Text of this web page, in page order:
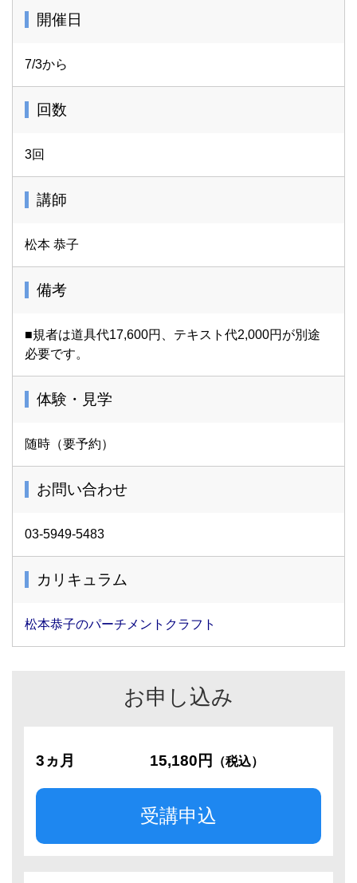
開催日
7/3から
回数
3回
講師
松本 恭子
備考
■規者は道具代17,600円、テキスト代2,000円が別途
必要です。
体験・見学
随時（要予約）
お問い合わせ
03-5949-5483
カリキュラム
松本恭子のパーチメントクラフト
お申し込み
3ヵ月 15,180円 （税込）
受講申込